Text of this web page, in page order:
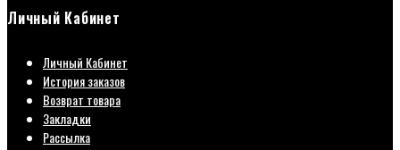
Личный Кабинет
Личный Кабинет
История заказов
Возврат товара
Закладки
Рассылка